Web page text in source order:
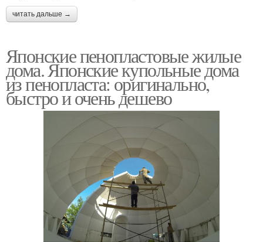
читать дальше →
Японские пенопластовые жилые
дома. Японские купольные дома
из пенопласта: оригинально,
быстро и очень дешево